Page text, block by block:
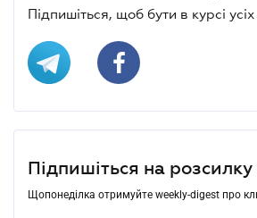
Підпишіться, щоб бути в курсі
Підпишіться на розсилку
Щопонеділка отримуйте weekly-digest про